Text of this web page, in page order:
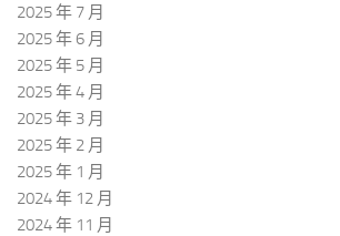
2025 年 7 月
2025 年 6 月
2025 年 5 月
2025 年 4 月
2025 年 3 月
2025 年 2 月
2025 年 1 月
2024 年 12 月
2024 年 11 月